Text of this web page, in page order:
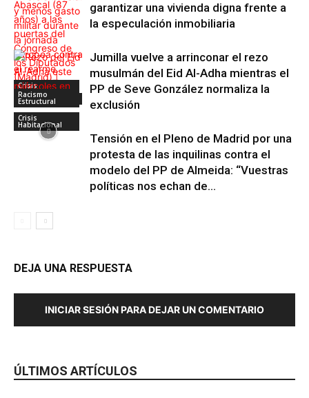
Antiimperialismo
Crisis
Habitacional
garantizar una vivienda digna frente a
la especulación inmobiliaria
Racismo
Estructural
Jumilla vuelve a arrinconar el rezo
musulmán del Eid Al-Adha mientras el
PP de Seve González normaliza la
exclusión
Crisis
Habitacional
Tensión en el Pleno de Madrid por una
protesta de las inquilinas contra el
modelo del PP de Almeida: “Vuestras
políticas nos echan de...
DEJA UNA RESPUESTA
INICIAR SESIÓN PARA DEJAR UN COMENTARIO
ÚLTIMOS ARTÍCULOS